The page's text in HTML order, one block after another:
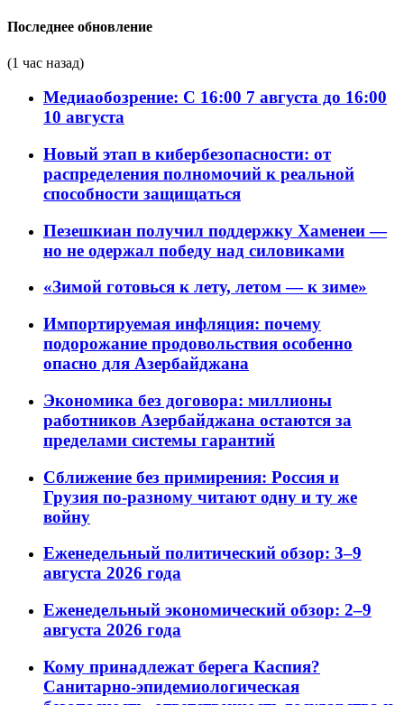
Последнее обновление
(1 час назад)
Медиаобозрение: С 16:00 7 августа до 16:00
10 августа
Новый этап в кибербезопасности: от
распределения полномочий к реальной
способности защищаться
Пезешкиан получил поддержку Хаменеи —
но не одержал победу над силовиками
«Зимой готовься к лету, летом — к зиме»
Импортируемая инфляция: почему
подорожание продовольствия особенно
опасно для Азербайджана
Экономика без договора: миллионы
работников Азербайджана остаются за
пределами системы гарантий
Сближение без примирения: Россия и
Грузия по-разному читают одну и ту же
войну
Еженедельный политический обзор: 3–9
августа 2026 года
Еженедельный экономический обзор: 2–9
августа 2026 года
Кому принадлежат берега Каспия?
Санитарно-эпидемиологическая